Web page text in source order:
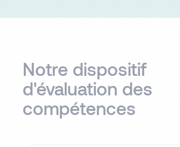
Notre dispositif
d'évaluation des
compétences​